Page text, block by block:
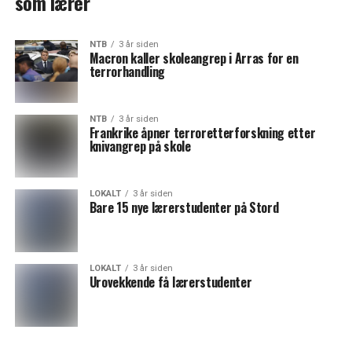
NTB 3 år siden
Macron kaller skoleangrep i Arras for en
terrorhandling
NTB 3 år siden
Frankrike åpner terroretterforskning etter
knivangrep på skole
LOKALT 3 år siden
Bare 15 nye lærerstudenter på Stord
LOKALT 3 år siden
Urovekkende få lærerstudenter